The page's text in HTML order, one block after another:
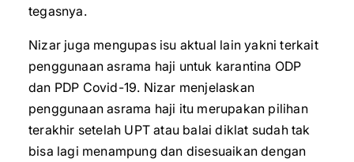
tegasnya.
Nizar juga mengupas isu aktual lain yakni terkait
penggunaan asrama haji untuk karantina ODP
dan PDP Covid-19. Nizar menjelaskan
penggunaan asrama haji itu merupakan pilihan
terakhir setelah UPT atau balai diklat sudah tak
bisa lagi menampung dan disesuaikan dengan